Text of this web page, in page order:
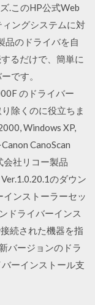
.このHP公式Web
ングシステムに対
品のドライバを自
るだけで、簡単に
です。
のドライバー
除くのに役立ちま
Windows XP,
CanoScan
社リコー製品
のダウン
ンストーラーセッ
ドライバーインス
続された機器を指
バージョンのドラ
ーインストール支